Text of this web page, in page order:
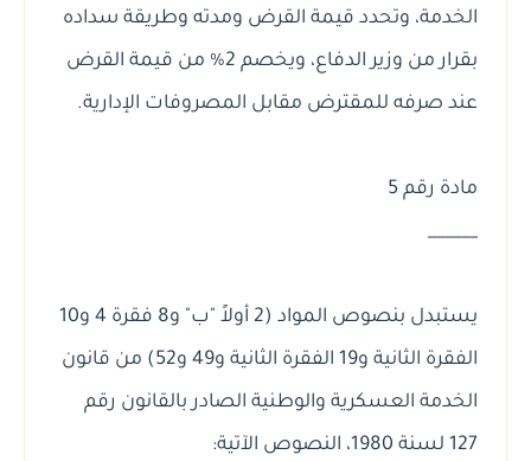
الخدمة، وتحدد قيمة القرض ومدته وطريقة سداده
بقرار من وزير الدفاع، ويخصم 2% من قيمة القرض
عند صرفه للمقترض مقابل المصروفات الإدارية.
مادة رقم 5
______
يستبدل بنصوص المواد (2 أولاً "ب" و8 فقرة 4 و10
الفقرة الثانية و19 الفقرة الثانية و49 و52) من قانون
الخدمة العسكرية والوطنية الصادر بالقانون رقم
127 لسنة 1980، النصوص الآتية: